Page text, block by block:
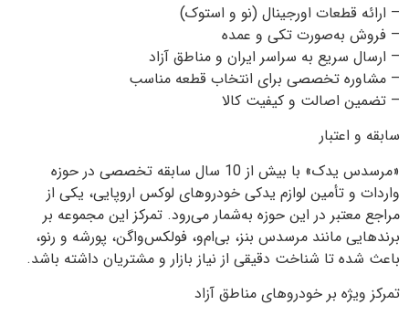
– ارائه قطعات اورجینال (نو و استوک)
– فروش به‌صورت تکی و عمده
– ارسال سریع به سراسر ایران و مناطق آزاد
– مشاوره تخصصی برای انتخاب قطعه مناسب
– تضمین اصالت و کیفیت کالا
سابقه و اعتبار
«مرسدس یدک» با بیش از 10 سال سابقه تخصصی در حوزه
واردات و تأمین لوازم یدکی خودروهای لوکس اروپایی، یکی از
مراجع معتبر در این حوزه به‌شمار می‌رود. تمرکز این مجموعه بر
برندهایی مانند مرسدس بنز، بی‌ام‌و، فولکس‌واگن، پورشه و رنو،
باعث شده تا شناخت دقیقی از نیاز بازار و مشتریان داشته باشد.
تمرکز ویژه بر خودروهای مناطق آزاد